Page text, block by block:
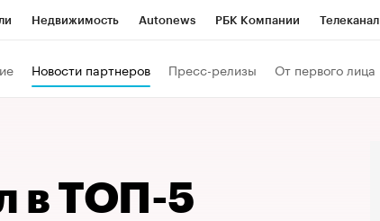
Недвижимость Autonews РБК Компании Телеканал
Технологии и медиа Финансы
Новости партнеров Пресс-релизы От первого лица
в ТОП-5